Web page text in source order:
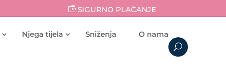
SIGURNO PLAĆANJE
Njega tijela Sniženja O nama